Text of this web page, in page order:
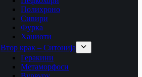
Полихроно
Сивири
Фурка
Ханиоти
Втор крак – Ситонија
Геракини
Метаморфоси